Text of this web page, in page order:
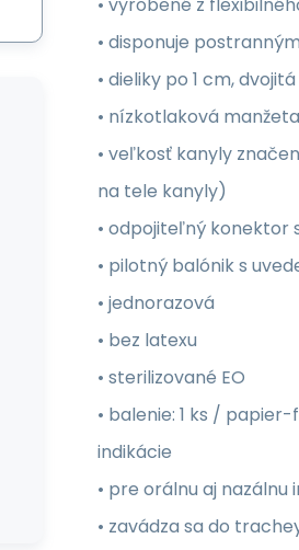
• disponuje
• dieliky po 1 cm,
• nízkotlaková
• veľkosť kanyly
na tele kanyly)
• odpojiteľný konektor
• pilotný balónik s
• jednorazová
• bez latexu
• sterilizované EO
• balenie: 1 ks / papier-
indikácie
• pre orálnu aj nazálnu
• zavádza sa do